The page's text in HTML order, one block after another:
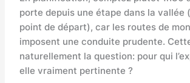
porte depuis une étape dans la vallée
point de départ), car les routes de
imposent une conduite prudente.
naturellement la question: pour qui
elle vraiment pertinente ?